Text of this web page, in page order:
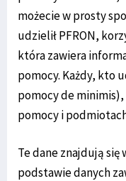
możecie w prosty
udzielił PFRON,
która zawiera
pomocy. Każdy, kto
pomocy de
pomocy i
Te dane znajdują się
podstawie danych